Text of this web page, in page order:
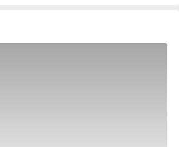
4.5 星 ⭐️ 超過 247 人好評推薦 ：「超級
沖繩，就吃到這麼好吃的和牛燒肉真的很
善！！！很開心遇到這麼熱情的講中文的
牛肉超級讚！服務人員也超級無敵讚！很